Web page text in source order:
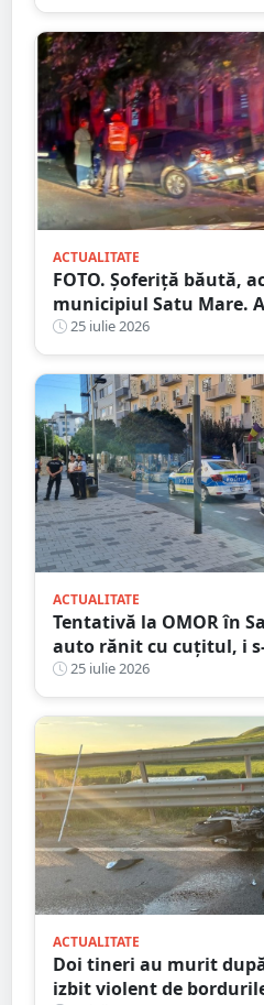
ACTUALITATE
FOTO. Șoferiță băută,
municipiul Satu Mare.
autoturisme în miez de
25 iulie 2026
ACTUALITATE
Tentativă la OMOR în
auto rănit cu cuțitul, i
25 iulie 2026
ACTUALITATE
Doi tineri au murit
izbit violent de